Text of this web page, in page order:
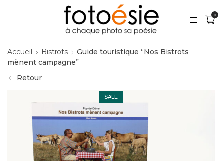
0
Accueil Bistrots
Guide touristique “Nos Bistrots
mènent campagne”
Retour
SALE